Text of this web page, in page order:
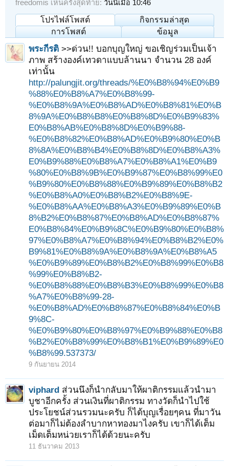
freedomis เห็นครั้งสุดท้าย: วันนี้เมื่อ 10:46
โปรไฟล์โพสต์
กิจกรรมล่าสุด
การโพสต์
ข้อมูล
พระกีรติ >>ด่วน!! บอกบุญใหญ่ ขอเชิญร่วมเป็นเจ้า
ภาพ สร้างองค์เทวดาแบบล้านนา จำนวน 28 องค์
เท่านั้น
http://palungjit.org/threads/%E0%B8%94%E0%B9
%88%E0%B8%A7%E0%B8%99-
%E0%B8%9A%E0%B8%AD%E0%B8%81%E0%B
8%9A%E0%B8%B8%E0%B8%8D%E0%B9%83%
E0%B8%AB%E0%B8%8D%E0%B9%88-
%E0%B8%82%E0%B8%AD%E0%B9%80%E0%B
8%8A%E0%B8%B4%E0%B8%8D%E0%B8%A3%
E0%B9%88%E0%B8%A7%E0%B8%A1%E0%B9
%80%E0%B8%9B%E0%B9%87%E0%B8%99%E0
%B9%80%E0%B8%88%E0%B9%89%E0%B8%B2
%E0%B8%A0%E0%B8%B2%E0%B8%9E-
%E0%B8%AA%E0%B8%A3%E0%B9%89%E0%B
8%B2%E0%B8%87%E0%B8%AD%E0%B8%87%
E0%B8%84%E0%B9%8C%E0%B9%80%E0%B8%
97%E0%B8%A7%E0%B8%94%E0%B8%B2%E0%
B9%81%E0%B8%9A%E0%B8%9A%E0%B8%A5
%E0%B9%89%E0%B8%B2%E0%B8%99%E0%B8
%99%E0%B8%B2-
%E0%B8%88%E0%B8%B3%E0%B8%99%E0%B8
%A7%E0%B8%99-28-
%E0%B8%AD%E0%B8%87%E0%B8%84%E0%B
9%8C-
%E0%B9%80%E0%B8%97%E0%B9%88%E0%B8
%B2%E0%B8%99%E0%B8%B1%E0%B9%89%E0
%B8%99.537373/
9 กันยายน 2014
viphard ส่วนนึงก็นำกลับมาให้ผาติกรรมแล้วนำมา
บูชาอีกครั้ง ส่วนเงินที่ผาติกรรม ทางวัดก็นำไปใช้
ประโยชน์ส่วนรวมนะครับ ก็ได้บุญเรื่อยๆคน ที่มาวัน
ต่อมาก็ไม่ต้องลำบากหาทองมาไงครับ เขาก็ได้เต็ม
เม็ดเต็มหน่วยเราก็ได้ด้วยนะครับ
11 ธันวาคม 2013